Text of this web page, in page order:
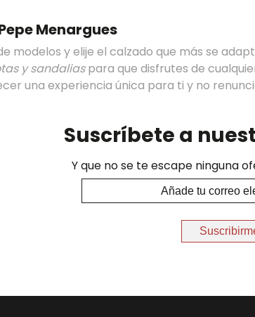
Menargues
modelos y elije el calzado que más se
y sandaliaspara que disfrutes de
una experiencia única para ti y no
Suscríbete a
Y que no se te escape ninguna